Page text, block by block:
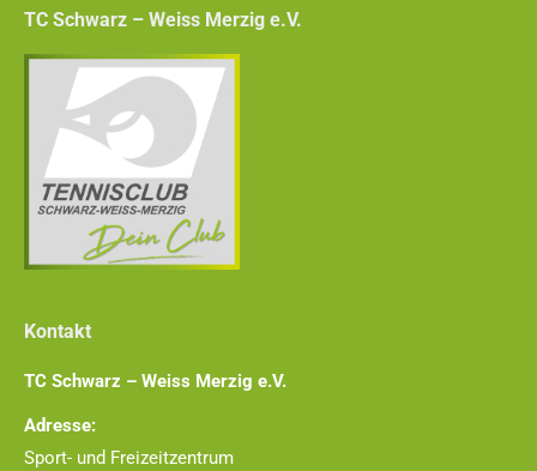
TC Schwarz – Weiss Merzig e.V.
Kontakt
TC Schwarz – Weiss Merzig e.V.
Adresse:
Sport- und Freizeitzentrum